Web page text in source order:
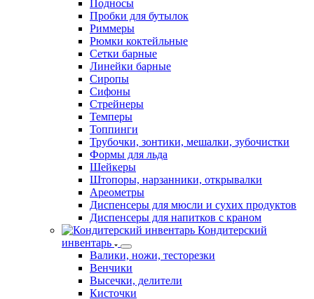
Подносы
Пробки для бутылок
Риммеры
Рюмки коктейльные
Сетки барные
Линейки барные
Сиропы
Сифоны
Стрейнеры
Темперы
Топпинги
Трубочки, зонтики, мешалки, зубочистки
Формы для льда
Шейкеры
Штопоры, нарзанники, открывалки
Ареометры
Диспенсеры для мюсли и сухих продуктов
Диспенсеры для напитков с краном
Кондитерский
инвентарь
Валики, ножи, тесторезки
Венчики
Высечки, делители
Кисточки